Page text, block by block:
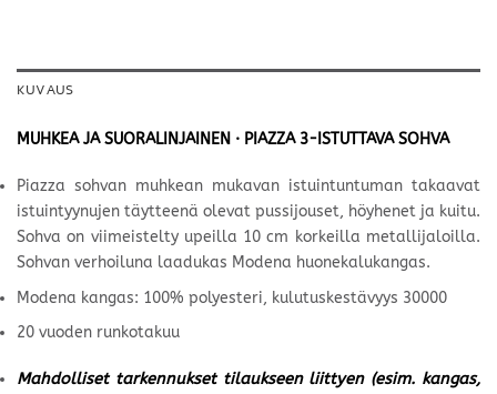
KUVAUS
MUHKEA JA SUORALINJAINEN · PIAZZA 3-ISTUTTAVA SOHVA
Piazza sohvan muhkean mukavan istuintuntuman takaavat
istuintyynujen täytteenä olevat pussijouset, höyhenet ja kuitu.
Sohva on viimeistelty upeilla 10 cm korkeilla metallijaloilla.
Sohvan verhoiluna laadukas Modena huonekalukangas.
Modena kangas: 100% polyesteri, kulutuskestävyys 30000
20 vuoden runkotakuu
Mahdolliset tarkennukset tilaukseen liittyen (esim. kangas,